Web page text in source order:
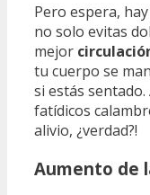
Pero espera,
no solo evitas
mejor
tu cuerpo se
si estás
fatídicos
alivio, ¿verdad?!
Aumento de